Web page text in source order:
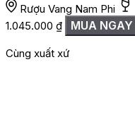
Rượu Vang Nam Phi
1.045.000 ₫ MUA NGAY
Cùng xuất xứ